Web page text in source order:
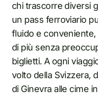
chi trascorre diversi
un pass ferroviario
fluido e
di più senza
biglietti. A ogni
volto della Svizzera,
di Ginevra alle cime